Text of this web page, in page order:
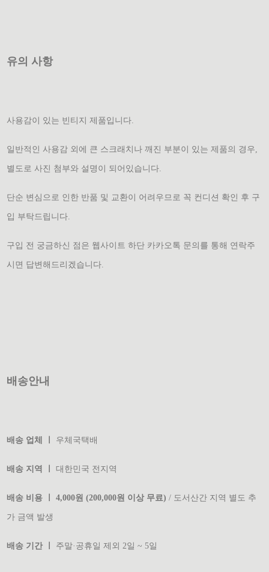
유의 사항
사용감이 있는 빈티지 제품입니다.
일반적인 사용감 외에 큰 스크래치나 깨진 부분이 있는 제품의 경우,
별도로 사진 첨부와 설명이 되어있습니다.
단순 변심으로 인한 반품 및 교환이 어려우므로 꼭 컨디션 확인 후 구
입 부탁드립니다.
구입 전 궁금하신 점은 웹사이트 하단 카카오톡 문의를 통해 연락주
시면 답변해드리겠습니다.
배송안내
배송 업체 ㅣ 우체국택배
배송 지역 ㅣ 대한민국 전지역
배송 비용 ㅣ 4,000원 (200,000원 이상 무료) / 도서산간 지역 별도 추
가 금액 발생
배송 기간 ㅣ 주말·공휴일 제외 2일 ~ 5일